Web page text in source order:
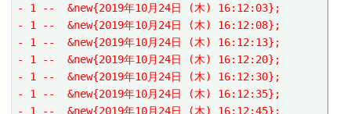
- 1 --  &new{2019年10月24日 (木) 16:12:03};
- 1 --  &new{2019年10月24日 (木) 16:12:08};
- 1 --  &new{2019年10月24日 (木) 16:12:13};
- 1 --  &new{2019年10月24日 (木) 16:12:20};
- 1 --  &new{2019年10月24日 (木) 16:12:30};
- 1 --  &new{2019年10月24日 (木) 16:12:35};
- 1 --  &new{2019年10月24日 (木) 16:12:45};